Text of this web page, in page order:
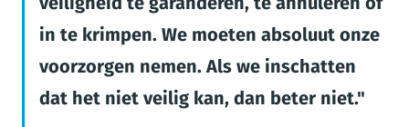
in te krimpen. We moeten absoluut onze
voorzorgen nemen. Als we inschatten
dat het niet veilig kan, dan beter niet.